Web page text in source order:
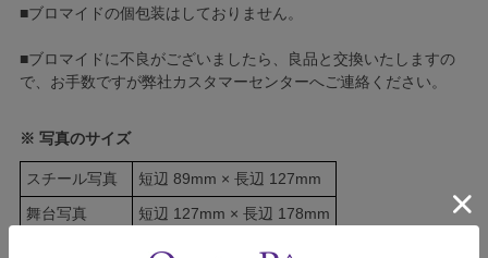
■ブロマイドの個包装はしておりません。
■ブロマイドに不良がございましたら、良品と交換いたしますの
で、お手数ですが弊社カスタマーセンターへご連絡ください。
※ 写真のサイズ
スチール写真
短辺 89mm × 長辺 127mm
舞台写真
短辺 127mm × 長辺 178mm
短辺 217mm × 長辺 305mm